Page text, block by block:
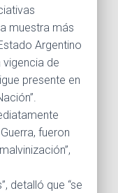
muestra más
Argentino
de
presente en
fueron
detalló que “se